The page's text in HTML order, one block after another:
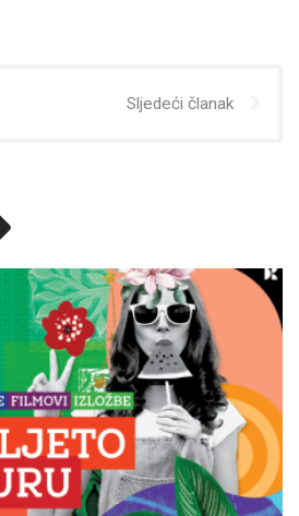
Sljedeći članak